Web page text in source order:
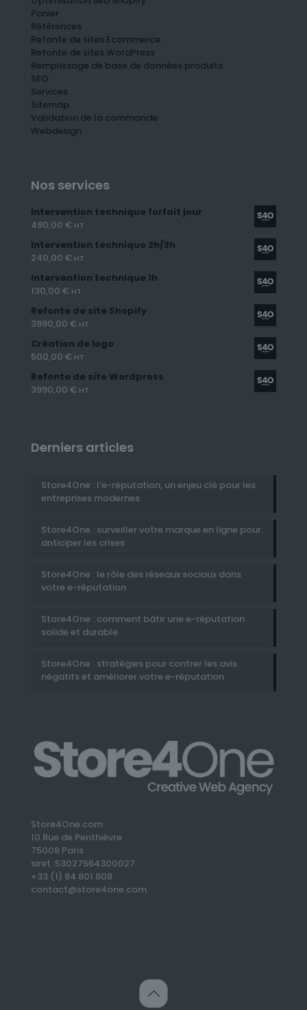
Panier
Références
Refonte de sites Ecommerce
Refonte de sites WordPress
Remplissage de base de données produits
SEO
Services
Sitemap
Validation de la commande
Webdesign
Nos services
Intervention technique forfait jour
490,00 € HT
Intervention technique 2h/3h
240,00 € HT
Intervention technique 1h
130,00 € HT
Refonte de site Shopify
3990,00 € HT
Création de logo
500,00 € HT
Refonte de site Wordpress
3990,00 € HT
Derniers articles
Store4One : l’e-réputation, un enjeu clé pour les
entreprises modernes
Store4One : surveiller votre marque en ligne pour
anticiper les crises
Store4One : le rôle des réseaux sociaux dans
votre e-réputation
Store4One : comment bâtir une e-réputation
solide et durable
Store4One : stratégies pour contrer les avis
négatifs et améliorer votre e-réputation
Store4One.com
10 Rue de Penthièvre
75008 Paris
siret :53027564300027
+33 (1) 84 801 808
contact@store4one.com